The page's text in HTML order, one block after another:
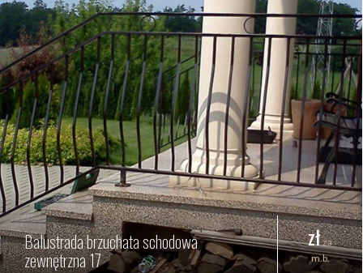
Balustrada brzuchata schodowa
zewnętrzna 17
zł za
m.b.